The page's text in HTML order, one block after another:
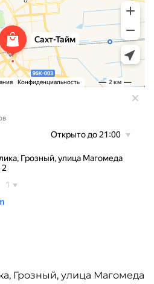
Грозный, улица Магомеда